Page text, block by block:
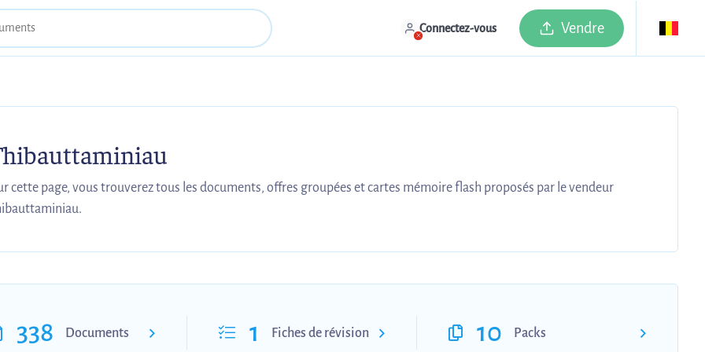
Connectez-vous Vendre
cette page, vous trouverez tous les documents, offres groupées et cartes mémoire flash proposés par le vendeur
338 Documents 1 Fiches de révision 10 Packs